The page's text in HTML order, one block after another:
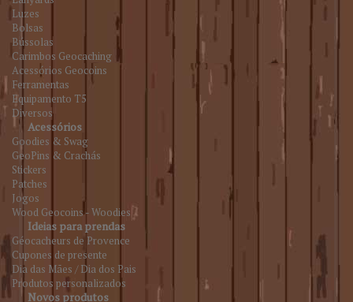
Luzes
Bolsas
Bússolas
Carimbos Geocaching
Acessórios Geocoins
Ferramentas
Equipamento T5
Diversos
Acessórios
Goodies & Swag
GeoPins & Crachás
Stickers
Patches
Jogos
Wood Geocoins - Woodies
Ideias para prendas
Géocacheurs de Provence
Cupones de presente
Dia das Mães / Dia dos Pais
Produtos personalizados
Novos produtos